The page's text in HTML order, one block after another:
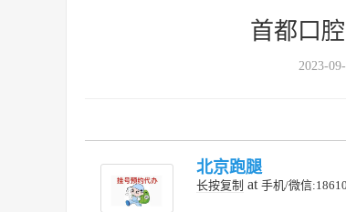
首都口
2023-
北京跑腿
长按复制 at 手机/微信